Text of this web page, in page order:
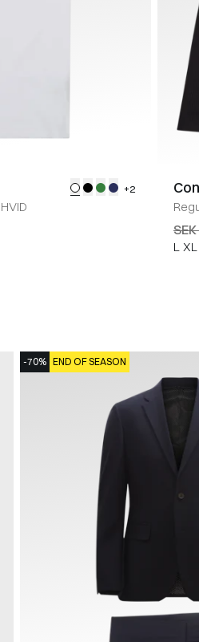
+2
HVID
L XL
-70% END OF SEASON